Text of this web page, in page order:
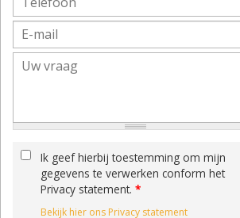
Ik geef hierbij toestemming om mijn
gegevens te verwerken conform het
Privacy statement. *
Bekijk hier ons Privacy statement